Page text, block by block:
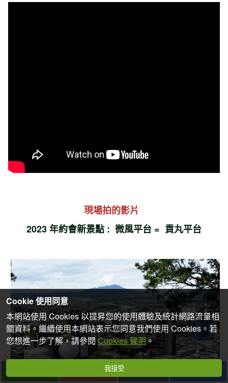
現場拍的影片
2023 年約會新景點 : 微風平台 = 貢丸平台
Cookie 使用同意
本網站使用 Cookies 以提昇您的使用體驗及統計網路流量相
關資料。繼續使用本網站表示您同意我們使用 Cookies。若
您想進一步了解，請參閱Cookies 聲明。
我接受